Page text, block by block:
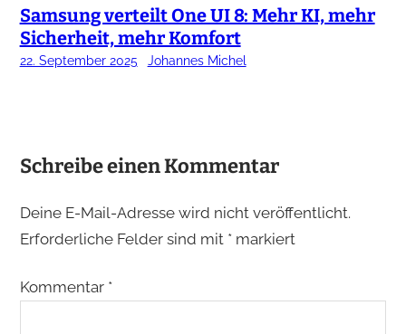
Samsung verteilt One UI 8: Mehr KI, mehr
Sicherheit, mehr Komfort
22. September 2025 Johannes Michel
Schreibe einen Kommentar
Deine E-Mail-Adresse wird nicht veröffentlicht.
Erforderliche Felder sind mit *markiert
Kommentar *